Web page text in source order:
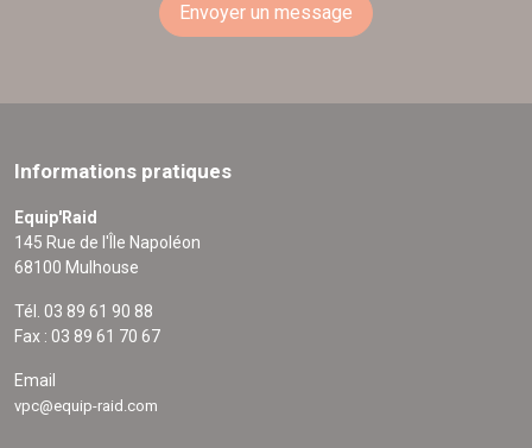
Envoyer un message
Informations pratiques
Equip'Raid
145 Rue de l'Île Napoléon
68100 Mulhouse
Tél. 03 89 61 90 88
Fax : 03 89 61 70 67
Email
vpc@equip-raid.com